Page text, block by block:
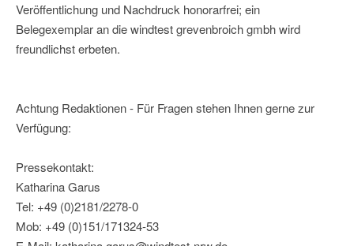
Veröffentlichung und Nachdruck honorarfrei; ein
Belegexemplar an die windtest grevenbroich gmbh wird
freundlichst erbeten.
Achtung Redaktionen - Für Fragen stehen Ihnen gerne zur
Verfügung:
Pressekontakt:
Katharina Garus
Tel: +49 (0)2181/2278-0
Mob: +49 (0)151/171324-53